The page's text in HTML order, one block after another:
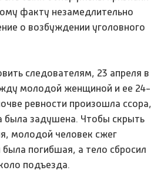
факту незамедлительно
о возбуждении уголовного
следователям, 23 апреля в
молодой женщиной и ее 24-
ревности произошла ссора,
была задушена. Чтобы скрыть
молодой человек сжег
погибшая, а тело сбросил
подъезда.